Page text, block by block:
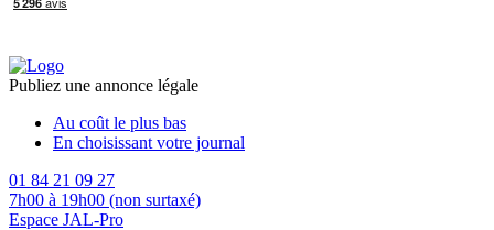
Publiez une annonce légale
Au coût le plus bas
En choisissant votre journal
01 84 21 09 27
7h00 à 19h00 (non surtaxé)
Espace JAL-Pro